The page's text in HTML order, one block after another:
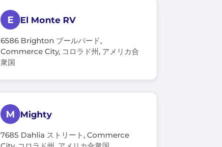
E El Monte RV
6586 Brighton ブールバード,
Commerce City, コロラド州, アメリカ合
衆国
M Mighty
7685 Dahlia ストリート, Commerce